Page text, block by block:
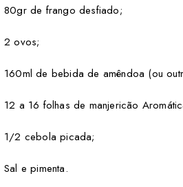
80gr de frango desfiado;
2 ovos;
160ml de bebida de amêndoa (ou
12 a 16 folhas de manjericão
1/2 cebola picada;
Sal e pimenta.